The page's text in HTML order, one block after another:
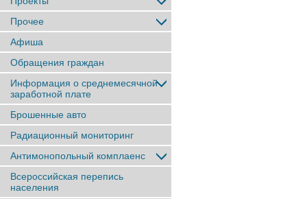
Прочее
Афиша
Обращения граждан
Информация о среднемесячной
заработной плате
Брошенные авто
Радиационный мониторинг
Антимонопольный комплаенс
Всероссийская перепись
населения